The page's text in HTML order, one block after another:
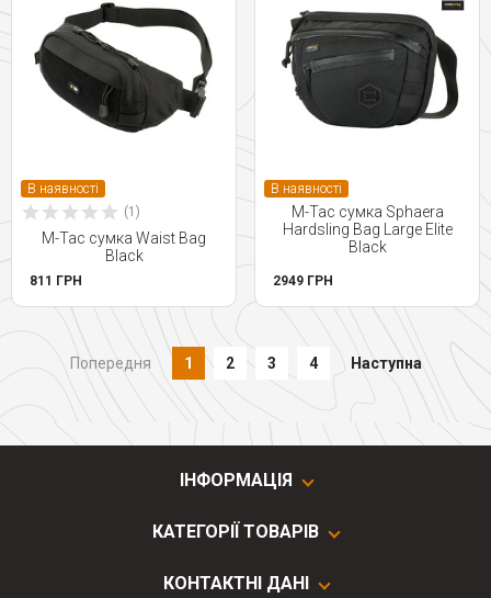
В наявності
(1)
M-Tac сумка Waist Bag
Black
811 ГРН
В наявності
M-Tac сумка Sphaera
Hardsling Bag Large Elite
Black
2949 ГРН
Попередня 1 2 3 4 Наступна
ІНФОРМАЦІЯ
КАТЕГОРІЇ ТОВАРІВ
КОНТАКТНІ ДАНІ